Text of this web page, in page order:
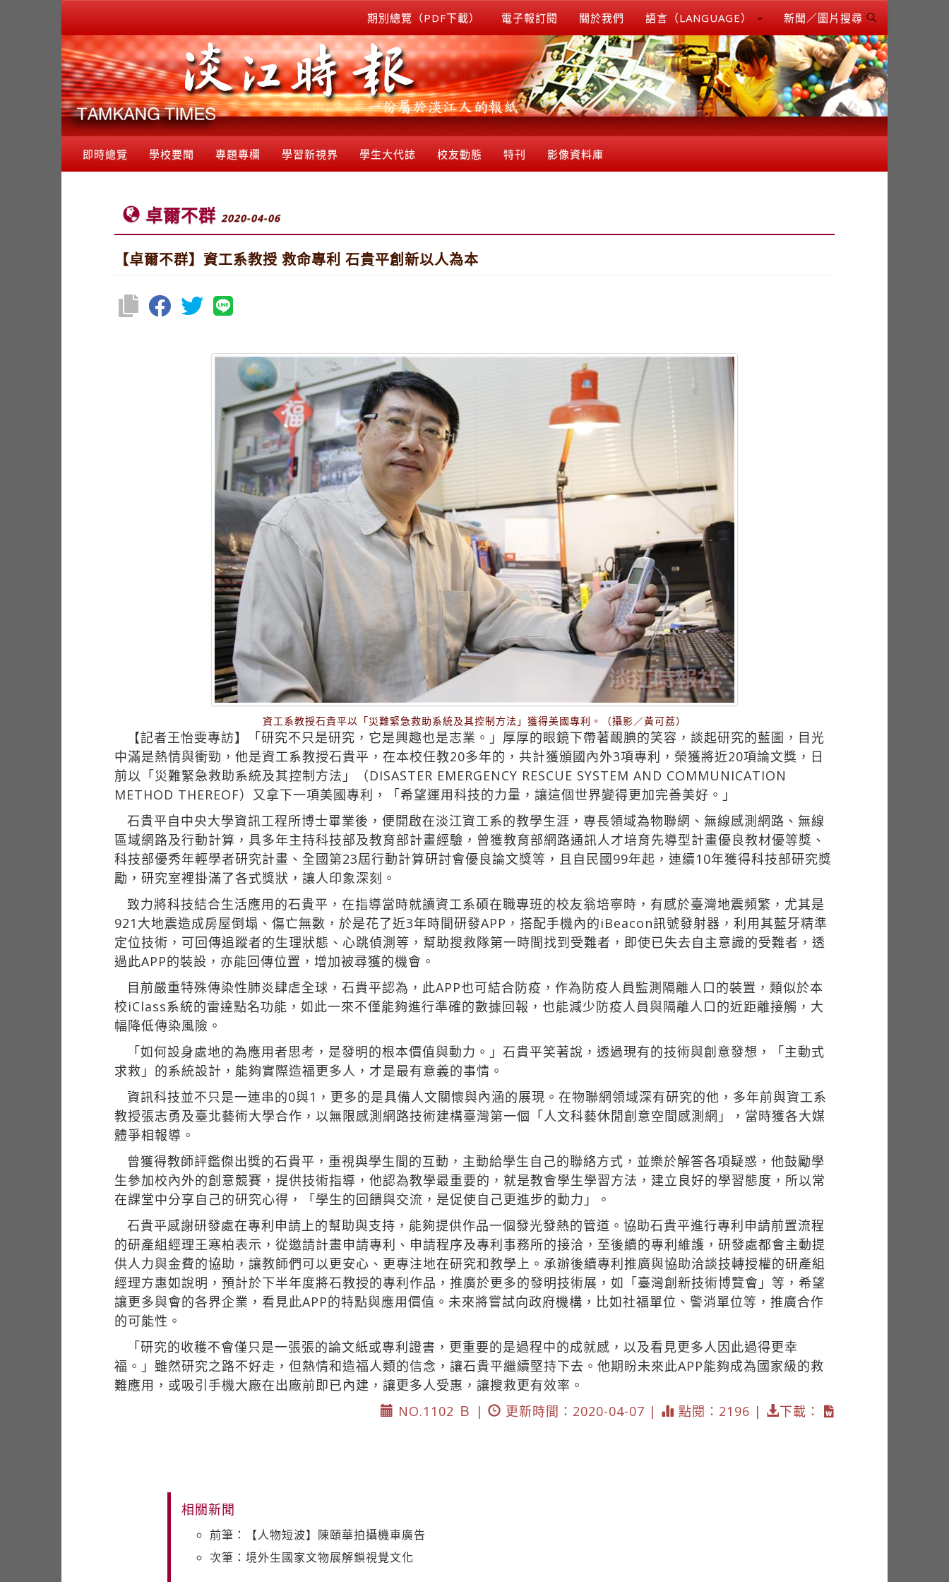
期別總覽（PDF下載） 電子報訂閱 關於我們 語言（LANGUAGE） 新聞／圖片搜尋
即時總覽 學校要聞 專題專欄 學習新視界 學生大代誌 校友動態 特刊 影像資料庫
卓爾不群 2020-04-06
【卓爾不群】資工系教授 救命專利 石貴平創新以人為本
資工系教授石貴平以「災難緊急救助系統及其控制方法」獲得美國專利。（攝影／黃可荔）
【記者王怡雯專訪】「研究不只是研究，它是興趣也是志業。」厚厚的眼鏡下帶著靦腆的笑容，談起研究的藍圖，目光
中滿是熱情與衝勁，他是資工系教授石貴平，在本校任教20多年的，共計獲頒國內外3項專利，榮獲將近20項論文獎，日
前以「災難緊急救助系統及其控制方法」（DISASTER EMERGENCY RESCUE SYSTEM AND COMMUNICATION
METHOD THEREOF）又拿下一項美國專利，「希望運用科技的力量，讓這個世界變得更加完善美好。」
石貴平自中央大學資訊工程所博士畢業後，便開啟在淡江資工系的教學生涯，專長領域為物聯網、無線感測網路、無線
區域網路及行動計算，具多年主持科技部及教育部計畫經驗，曾獲教育部網路通訊人才培育先導型計畫優良教材優等獎、
科技部優秀年輕學者研究計畫、全國第23屆行動計算研討會優良論文獎等，且自民國99年起，連續10年獲得科技部研究獎
勵，研究室裡掛滿了各式獎狀，讓人印象深刻。
致力將科技結合生活應用的石貴平，在指導當時就讀資工系碩在職專班的校友翁培寧時，有感於臺灣地震頻繁，尤其是
921大地震造成房屋倒塌、傷亡無數，於是花了近3年時間研發APP，搭配手機內的iBeacon訊號發射器，利用其藍牙精準
定位技術，可回傳追蹤者的生理狀態、心跳偵測等，幫助搜救隊第一時間找到受難者，即使已失去自主意識的受難者，透
過此APP的裝設，亦能回傳位置，增加被尋獲的機會。
目前嚴重特殊傳染性肺炎肆虐全球，石貴平認為，此APP也可結合防疫，作為防疫人員監測隔離人口的裝置，類似於本
校iClass系統的雷達點名功能，如此一來不僅能夠進行準確的數據回報，也能減少防疫人員與隔離人口的近距離接觸，大
幅降低傳染風險。
「如何設身處地的為應用者思考，是發明的根本價值與動力。」石貴平笑著說，透過現有的技術與創意發想，「主動式
求救」的系統設計，能夠實際造福更多人，才是最有意義的事情。
資訊科技並不只是一連串的0與1，更多的是具備人文關懷與內涵的展現。在物聯網領域深有研究的他，多年前與資工系
教授張志勇及臺北藝術大學合作，以無限感測網路技術建構臺灣第一個「人文科藝休閒創意空間感測網」，當時獲各大媒
體爭相報導。
曾獲得教師評鑑傑出獎的石貴平，重視與學生間的互動，主動給學生自己的聯絡方式，並樂於解答各項疑惑，他鼓勵學
生參加校內外的創意競賽，提供技術指導，他認為教學最重要的，就是教會學生學習方法，建立良好的學習態度，所以常
在課堂中分享自己的研究心得，「學生的回饋與交流，是促使自己更進步的動力」。
石貴平感謝研發處在專利申請上的幫助與支持，能夠提供作品一個發光發熱的管道。協助石貴平進行專利申請前置流程
的研產組經理王寒柏表示，從邀請計畫申請專利、申請程序及專利事務所的接洽，至後續的專利維護，研發處都會主動提
供人力與金費的協助，讓教師們可以更安心、更專注地在研究和教學上。承辦後續專利推廣與協助洽談技轉授權的研產組
經理方惠如說明，預計於下半年度將石教授的專利作品，推廣於更多的發明技術展，如「臺灣創新技術博覽會」等，希望
讓更多與會的各界企業，看見此APP的特點與應用價值。未來將嘗試向政府機構，比如社福單位、警消單位等，推廣合作
的可能性。
「研究的收穫不會僅只是一張張的論文紙或專利證書，更重要的是過程中的成就感，以及看見更多人因此過得更幸
福。」雖然研究之路不好走，但熱情和造福人類的信念，讓石貴平繼續堅持下去。他期盼未來此APP能夠成為國家級的救
難應用，或吸引手機大廠在出廠前即已內建，讓更多人受惠，讓搜救更有效率。
NO.1102 Ｂ |
更新時間：2020-04-07 | 點閱：2196 | 下載：
相關新聞
前筆：【人物短波】陳頤華拍攝機車廣告
次筆：境外生國家文物展解鎖視覺文化